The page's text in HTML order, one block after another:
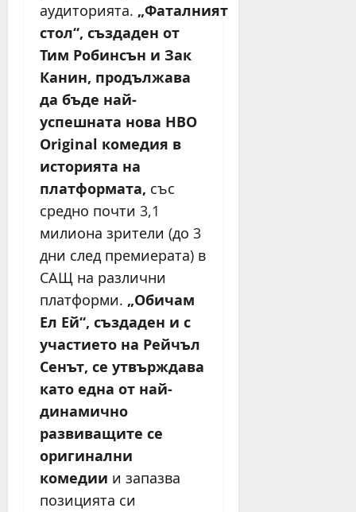
аудиторията. „Фаталният
стол“, създаден от
Тим Робинсън и Зак
Канин, продължава
да бъде най-
успешната нова HBO
Original комедия в
историята на
платформата, със
средно почти 3,1
милиона зрители (до 3
дни след премиерата) в
САЩ на различни
платформи. „Обичам
Ел Ей“, създаден и с
участието на Рейчъл
Сенът, се утвърждава
като една от най-
динамично
развиващите се
оригинални
комедии и запазва
позицията си